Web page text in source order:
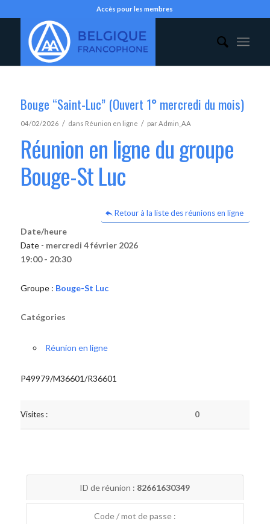
Accès pour les membres
Bouge “Saint-Luc” (Ouvert 1° mercredi du mois)
04/02/2026 / dans Réunion en ligne / parAdmin_AA
Réunion en ligne du groupe
Bouge-St Luc
Retour à la liste des réunions en ligne
Date/heure
Date - mercredi 4 février 2026
19:00 - 20:30
Groupe : Bouge-St Luc
Catégories
Réunion en ligne
P49979/M36601/R36601
Visites : 0
ID de réunion : 82661630349
Code / mot de passe :